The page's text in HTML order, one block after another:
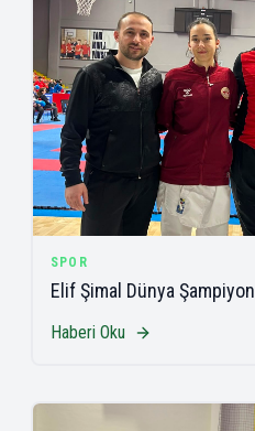
SPOR
Elif Şimal Dünya
Haberi Oku